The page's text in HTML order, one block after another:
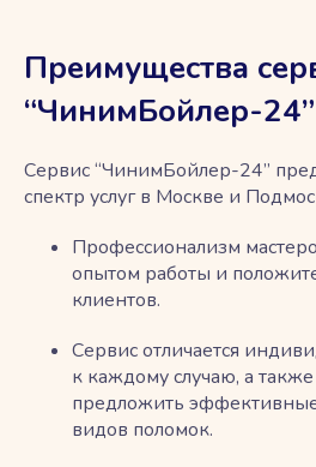
Преимущества
“ЧинимБойлер-
Сервис “ЧинимБойлер-24”
спектр услуг в Москве и
Профессионализм
опытом работы и
клиентов.
Сервис отличается
к каждому случаю, а
предложить
видов поломок.